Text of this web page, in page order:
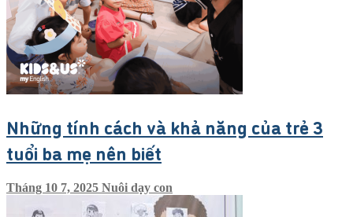
Những tính cách và khả năng của trẻ 3
tuổi ba mẹ nên biết
Tháng 10 7, 2025 Nuôi dạy con